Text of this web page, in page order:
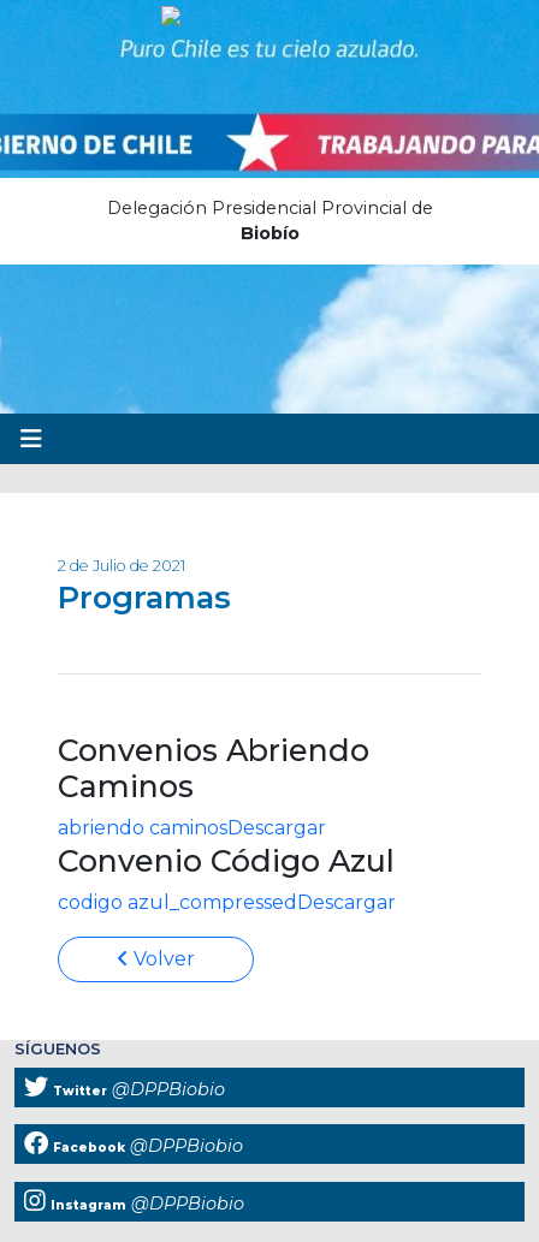
Delegación Presidencial Provincial de
Biobío
2 de Julio de 2021
Programas
Convenios Abriendo
Caminos
abriendo caminosDescargar
Convenio Código Azul
codigo azul_compressed Descargar
Volver
SÍGUENOS
Twitter @DPPBiobio
Facebook @DPPBiobio
Instagram @DPPBiobio